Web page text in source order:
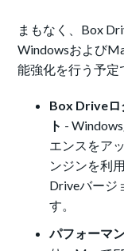
まもなく、Box
Windowsおよび
能強化を行う予定
Box Driveロ
ト -
エンスをア
ンジンを利
Driveバージ
す。
パフォーマ